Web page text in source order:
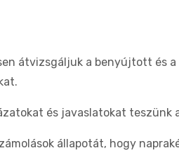
átvizsgáljuk a benyújtott és
és javaslatokat teszünk
állapotát, hogy